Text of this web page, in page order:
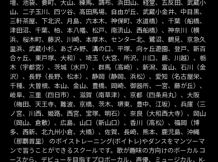
増、池袋、要町、大山、練馬、調布、浜田山、経堂、五反田、武蔵小
山、二子玉川、四ツ谷、高田馬場、自由が丘、武蔵小金井、中目黒、
三軒茶屋、下北沢、月島、六本木、神保町、水道橋）、千葉（船橋、
津田沼、千葉、柏、本八幡、松戸、南流山、西船橋）、神奈川（横
浜、桜木町、藤沢、川崎、本厚木、センター北、鷺沼、鶴見、京急久
里浜、武蔵小杉、あざみ野、溝の口、平塚、向ヶ丘遊園、登戸、新百
合ヶ丘、東戸塚、大和）、埼玉（大宮、所沢、川口、蕨、川越）、栃
木（宇都宮）、茨城（水戸）、群馬（高崎）、新潟、富山、石川（金
沢）、長野（長野、松本）、静岡（静岡、浜松）、愛知（名古屋栄、
千種、大曽根、本山、金山、豊橋、岡崎、御器所、一宮、藤が丘）、
岐阜、三重（四日市）、滋賀（南草津）、京都（四条烏丸）、大阪
（梅田、天王寺、難波、京橋、茨木、堺東、豊中、江坂）、兵庫（三
ノ宮、川西、姫路、西宮、宝塚、明石）、奈良（大和西大寺）、岡山
（岡山、倉敷）、広島、山口（新山口）、香川（高松）、福岡（博
多、西新、北九州小倉、大橋）、佐賀、長崎、熊本、鹿児島、沖縄
（那覇首里） のボイストレーニング(ボイトレ)やダンスをマンツーマ
ンで習うことができるスクールです。歌が趣味の方向けのボーカルコ
ースから、デビューを目指すプロボーカル、声優、ミュージカル、K-